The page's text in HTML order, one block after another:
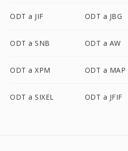
ODT a JIF ODT a JBG
ODT a SNB ODT a AW
ODT a XPM ODT a MAP
ODT a SIXEL ODT a JFIF